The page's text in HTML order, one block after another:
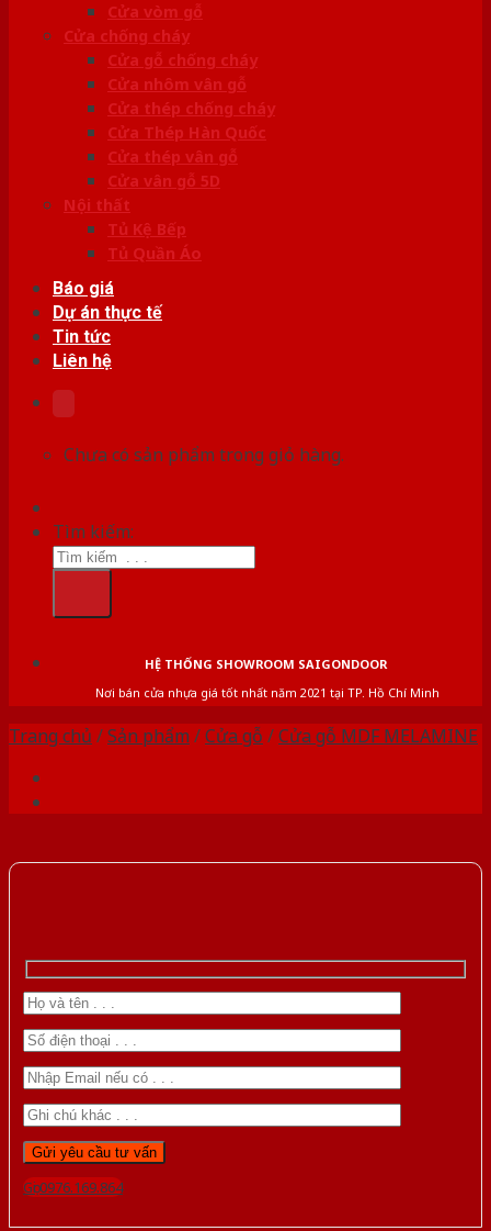
Cửa vòm gỗ
Cửa chống cháy
Cửa gỗ chống cháy
Cửa nhôm vân gỗ
Cửa thép chống cháy
Cửa Thép Hàn Quốc
Cửa thép vân gỗ
Cửa vân gỗ 5D
Nội thất
Tủ Kệ Bếp
Tủ Quần Áo
Báo giá
Dự án thực tế
Tin tức
Liên hệ
Chưa có sản phẩm trong giỏ hàng.
Tìm kiếm:
HỆ THỐNG SHOWROOM SAIGONDOOR
Nơi bán cửa nhựa giá tốt nhất năm 2021 tại TP. Hồ Chí Minh
Trang chủ /Sản phẩm /Cửa gỗ /Cửa gỗ MDF MELAMINE
Gọi 0976.169.864